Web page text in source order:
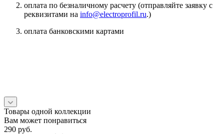
оплата по безналичному расчету (отправляйте заявку с
реквизитами на info@electroprofil.ru.)
оплата банковскими картами
Товары одной коллекции
Вам может понравиться
290 руб.